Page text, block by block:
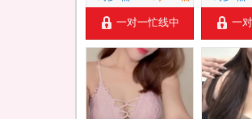
一对一忙线中 一